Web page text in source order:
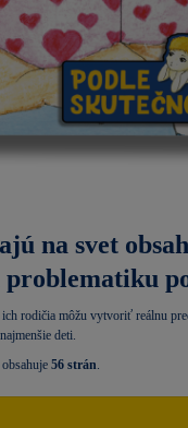
na svet
rodičia môžu vytvoriť reálnu
deti.
56 strán